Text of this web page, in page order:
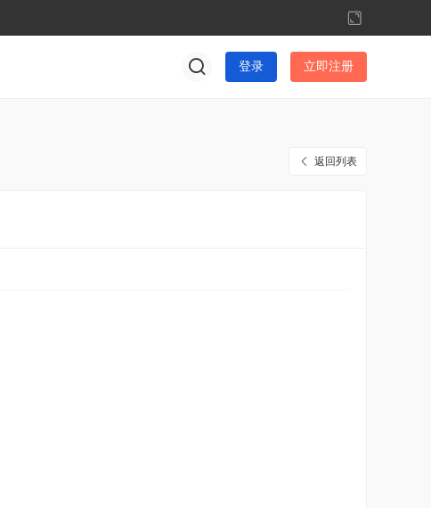
切
换
到
宽
登录 立即注册
返回列表